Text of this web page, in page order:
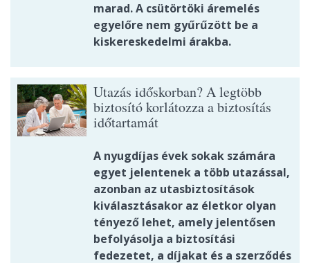
marad. A csütörtöki áremelés
egyelőre nem gyűrűzött be a
kiskereskedelmi árakba.
Utazás időskorban? A legtöbb
biztosító korlátozza a biztosítás
időtartamát
A nyugdíjas évek sokak számára
egyet jelentenek a több utazással,
azonban az utasbiztosítások
kiválasztásakor az életkor olyan
tényező lehet, amely jelentősen
befolyásolja a biztosítási
fedezetet, a díjakat és a szerződés